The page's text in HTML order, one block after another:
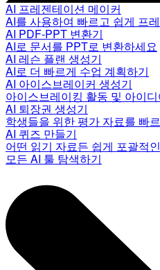
AI 프레젠테이션 메이커
AI를 사용하여 빠르고 쉽게 프
AI PDF-PPT 변환기
AI로 문서를 PPT로 변환하세요
AI 레슨 플랜 생성기
AI로 더 빠르게 수업 계획하기
AI 아이스브레이커 생성기
아이스브레이킹 활동 및 아이
AI 퇴장권 생성기
학생들을 위한 평가 자료를 빠
AI 퀴즈 만들기
어떤 읽기 자료든 쉽게 포괄적
모든 AI 툴 탐색하기